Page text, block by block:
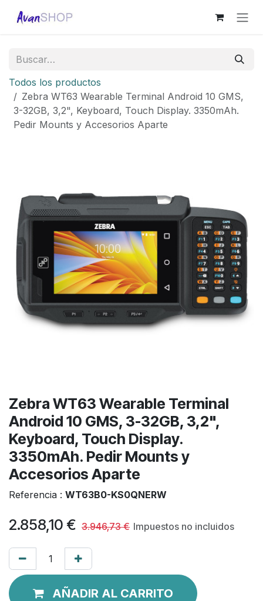
Todos los productos
Zebra WT63 Wearable Terminal Android 10 GMS,
3-32GB, 3,2", Keyboard, Touch Display. 3350mAh.
Pedir Mounts y Accesorios Aparte
Zebra WT63 Wearable Terminal
Android 10 GMS, 3-32GB, 3,2",
Keyboard, Touch Display.
3350mAh. Pedir Mounts y
Accesorios Aparte
Referencia : WT63B0-KS0QNERW
2.858,10 € 3.946,73€ Impuestos no incluidos
AÑADIR AL CARRITO